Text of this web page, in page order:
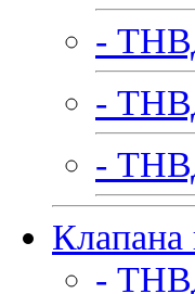
-
-
-
Клапана
-